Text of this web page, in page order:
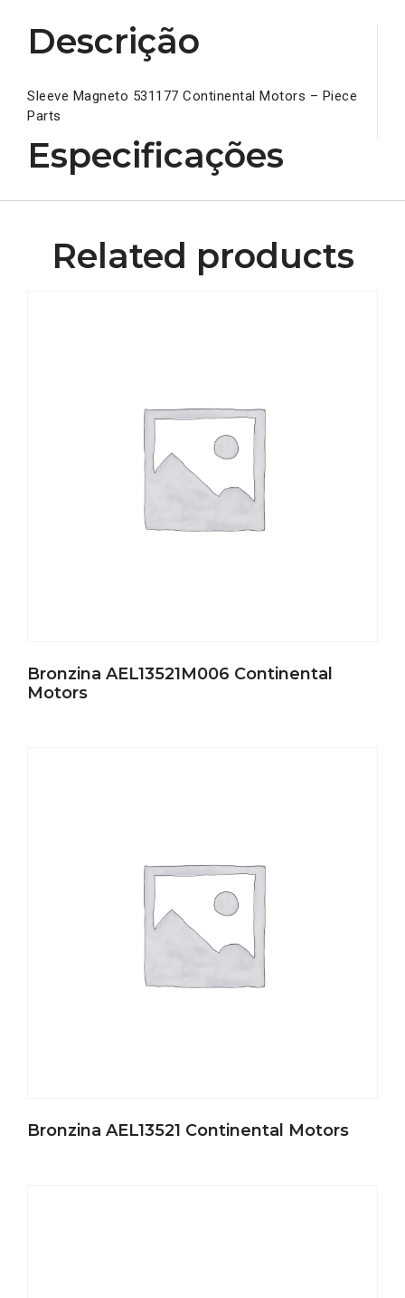
Descrição
Sleeve Magneto 531177 Continental Motors – Piece
Parts
Especificações
Related products
Bronzina AEL13521M006 Continental
Motors
Bronzina AEL13521 Continental Motors